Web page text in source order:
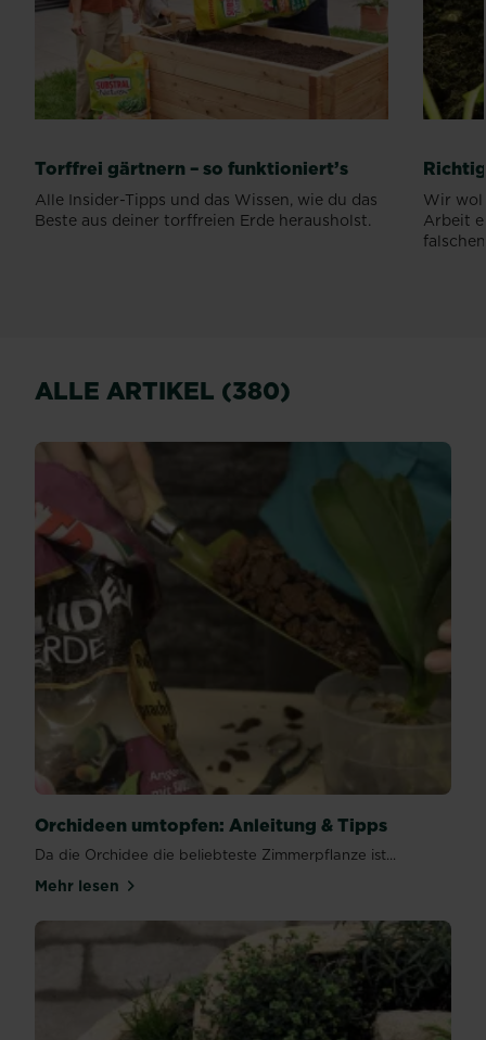
Torffrei gärtnern – so funktioniert’s
Alle Insider-Tipps und das Wissen, wie du das
Beste aus deiner torffreien Erde herausholst.
Wir
Arbeit
ALLE ARTIKEL (380)
Orchideen umtopfen: Anleitung & Tipps
Da die Orchidee die beliebteste Zimmerpflanze ist...
Mehr lesenüber Orchideen umtopfen: Anleitung & Tipps